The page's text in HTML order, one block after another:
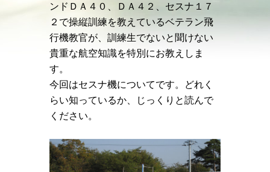
ンドＤＡ４０、ＤＡ４２、セスナ１７
２で操縦訓練を教えているベテラン飛
行機教官が、訓練生でないと聞けない
貴重な航空知識を特別にお教えしま
す。
今回はセスナ機についてです。どれく
らい知っているか、じっくりと読んで
ください。